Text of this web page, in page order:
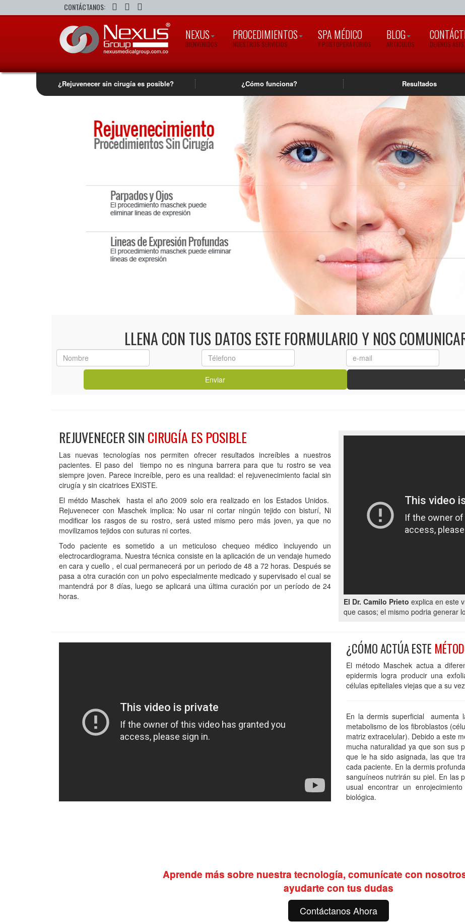
CONTÁCTANOS:
NEXUS
BIENVENIDOS
PROCEDIMIENTOS
NUESTROS SERVICIOS
SPA MÉDICO
Y POSTOPERATORIOS
BLOG
ARTICULOS DEJENOS
¿Rejuvenecer sin cirugía es posible? ¿Cómo funciona? Resultados
LLENA CON TUS DATOS ESTE FORMULARIO Y NOS
Enviar
REJUVENECER SIN CIRUGÍA ES POSIBLE
Las nuevas tecnologías nos permiten ofrecer resultados increíbles a nuestros
pacientes. El paso del tiempo no es ninguna barrera para que tu rostro se vea
siempre joven. Parece increíble, pero es una realidad: el rejuvenecimiento facial sin
cirugía y sin cicatrices EXISTE.
El métdo Maschek hasta el año 2009 solo era realizado en los Estados Unidos.
Rejuvenecer con Maschek implica: No usar ni cortar ningún tejido con bisturí, Ni
modificar los rasgos de su rostro, será usted mismo pero más joven, ya que no
movilizamos tejidos con suturas ni cortes.
Todo paciente es sometido a un meticuloso chequeo médico incluyendo un
electrocardiograma. Nuestra técnica consiste en la aplicación de un vendaje humedo
en cara y cuello , el cual permanecerá por un periodo de 48 a 72 horas. Después se
pasa a otra curación con un polvo especialmente medicado y supervisado el cual se
mantendrá por 8 días, luego se aplicará una última curación por un período de 24
horas.
El Dr. Camilo Prieto explica en este
que casos; el mismo podria generar
¿CÓMO ACTÚA ESTE
El método Maschek actua a
epidermis logra producir una
células epiteliales viejas que a su
En la dermis superficial aumenta
metabolismo de los fibroblastos
matriz extracelular). Debido a este
mucha naturalidad ya que son sus
que le ha sido asignada, las que
cada paciente. En la dermis
sanguíneos nutrirán su piel. En las
usual encontrar un
biológica.
Aprende más sobre nuestra tecnología, comunícate con
ayudarte con tus dudas
Contáctanos Ahora